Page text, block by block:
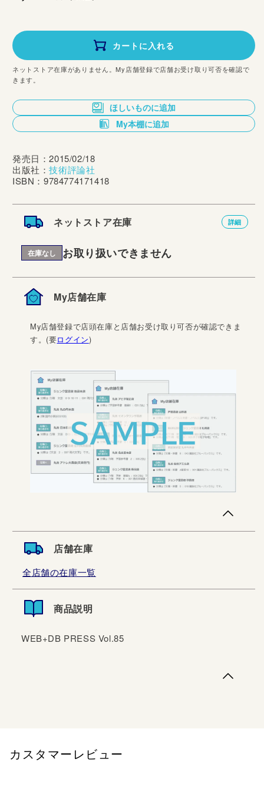
価
格
カートに入れる
ネットストア在庫がありません。My店舗登録で店舗お受け取り可否を確認で
きます。
ほしいものに追加
My本棚に追加
発売日：2015/02/18
出版社：技術評論社
ISBN：9784774171418
ネットストア在庫 詳細
在庫なし お取り扱いできません
My店舗在庫
My店舗登録で店頭在庫と店舗お受け取り可否が確認できま
す。(要ログイン)
店舗在庫
全店舗の在庫一覧
商品説明
WEB+DB PRESS Vol.85
カスタマーレビュー